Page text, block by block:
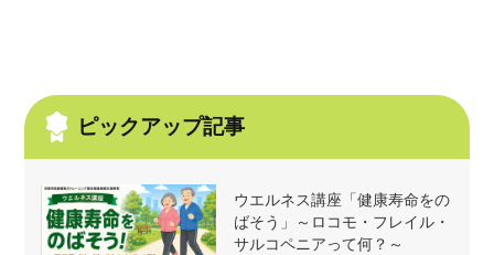
ピックアップ記事
ウエルネス講座「健康寿命をの
ばそう」～ロコモ・フレイル・
サルコペニアって何？～